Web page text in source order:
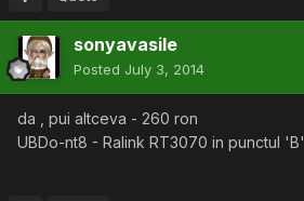
sonyavasile
Posted July 3, 2014
da , pui altceva - 260 ron
UBDo-nt8 - Ralink RT3070 in punctul 'B'